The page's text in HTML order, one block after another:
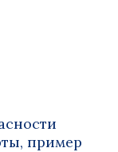
пример